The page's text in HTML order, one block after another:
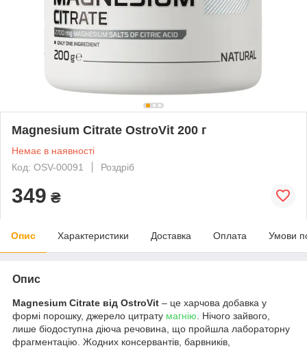
Magnesium Citrate OstroVit 200 г
Немає в наявності
Код: OSV-00091
Роздріб
349 ₴
Опис Характеристики Доставка Оплата Умови
Опис
Magnesium Citrate від OstroVit – це харчова добавка у
формі порошку, джерело цитрату магнію . Нічого зайвого,
лише біодоступна діюча речовина, що пройшла лабораторну
фрагментацію. Жодних консервантів, барвників,